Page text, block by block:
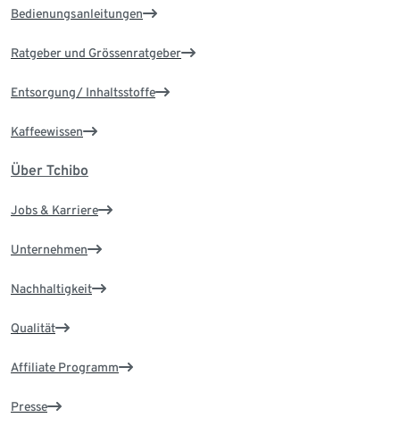
Bedienungsanleitungen
Ratgeber und Grössenratgeber
Entsorgung/ Inhaltsstoffe
Kaffeewissen
Über Tchibo
Jobs & Karriere
Unternehmen
Nachhaltigkeit
Qualität
Affiliate Programm
Presse